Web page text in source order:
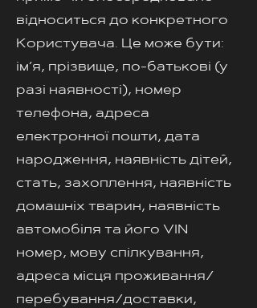
відноситься до конкретного
Користувача. Це може бути:
ім’я, прізвище, по-батькові (у
разі наявності), номер
телефона, адреса
електронної пошти, дата
народження, наявність дітей,
стать, захоплення, наявність
домашніх тварин, наявність
автомобіля та його VIN
номер, мову спілкування,
адреса місця проживання/
перебування/доставки,